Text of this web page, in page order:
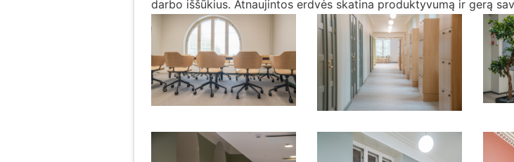
darbo iššūkius. Atnaujintos erdvės skatina produktyvumą ir gerą